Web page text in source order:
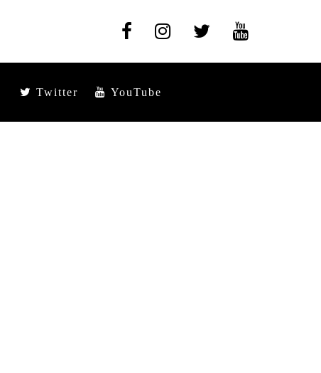
Twitter YouTube